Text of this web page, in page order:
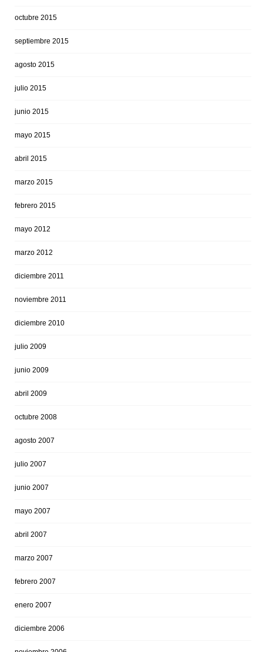
octubre 2015
septiembre 2015
agosto 2015
julio 2015
junio 2015
mayo 2015
abril 2015
marzo 2015
febrero 2015
mayo 2012
marzo 2012
diciembre 2011
noviembre 2011
diciembre 2010
julio 2009
junio 2009
abril 2009
octubre 2008
agosto 2007
julio 2007
junio 2007
mayo 2007
abril 2007
marzo 2007
febrero 2007
enero 2007
diciembre 2006